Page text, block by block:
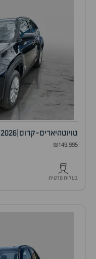
טויוטהיאריס-קרוס 2026
₪149,995
בעלות פרטית